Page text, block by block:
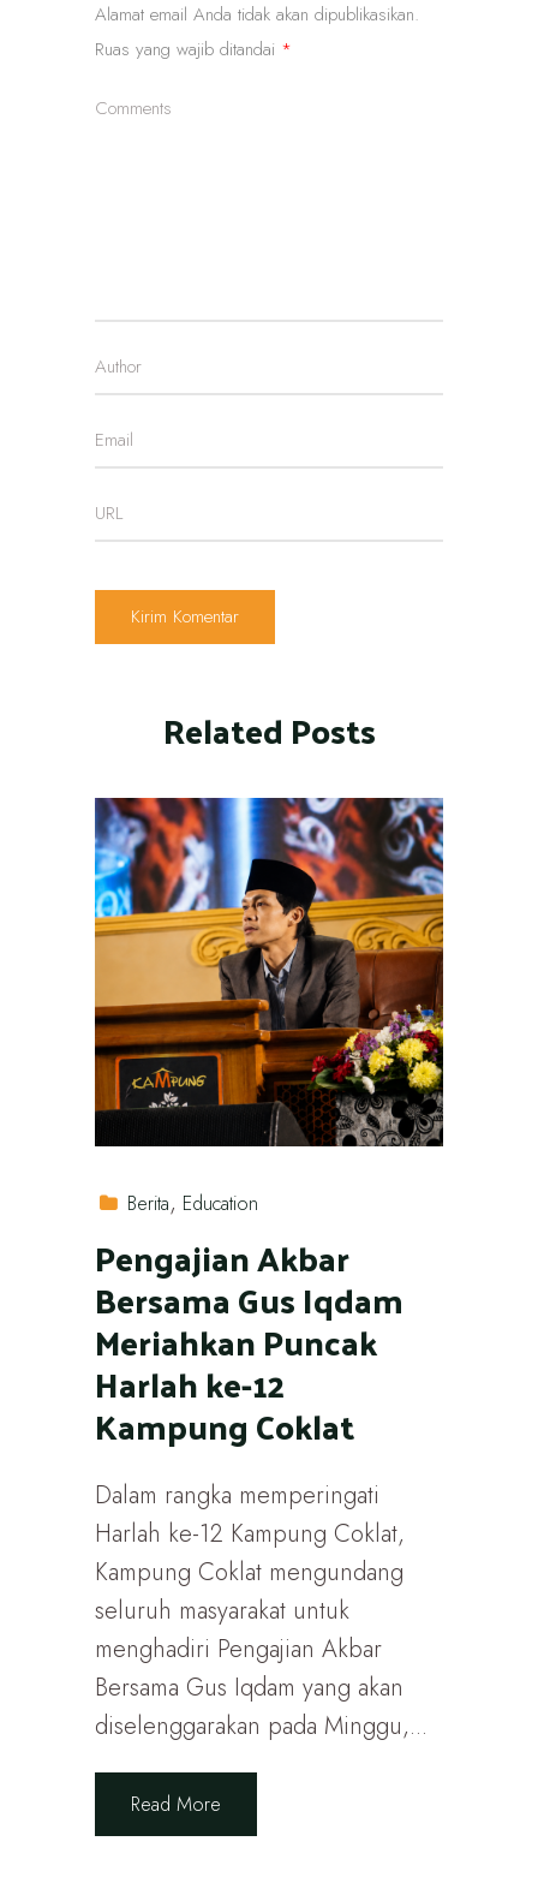
Alamat email Anda tidak akan dipublikasikan.
Ruas yang wajib ditandai *
Related Posts
Berita Education
Pengajian Akbar
Bersama Gus Iqdam
Meriahkan Puncak
Harlah ke-12
Kampung Coklat
Dalam rangka memperingati
Harlah ke-12 Kampung Coklat,
Kampung Coklat mengundang
seluruh masyarakat untuk
menghadiri Pengajian Akbar
Bersama Gus Iqdam yang akan
diselenggarakan pada Minggu,...
Read More